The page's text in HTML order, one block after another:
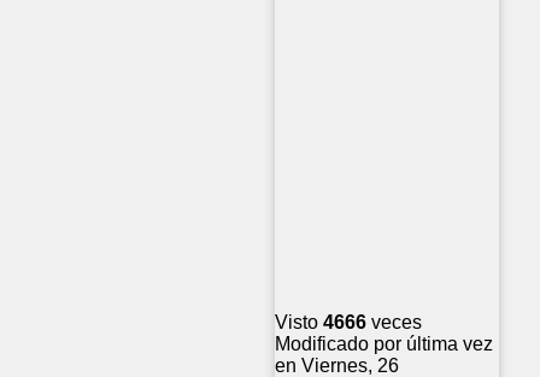
Visto 4666 veces
Modificado por última vez
en Viernes, 26